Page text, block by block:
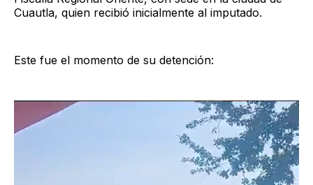
Cuautla, quien recibió inicialmente al imputado.
Este fue el momento de su detención: